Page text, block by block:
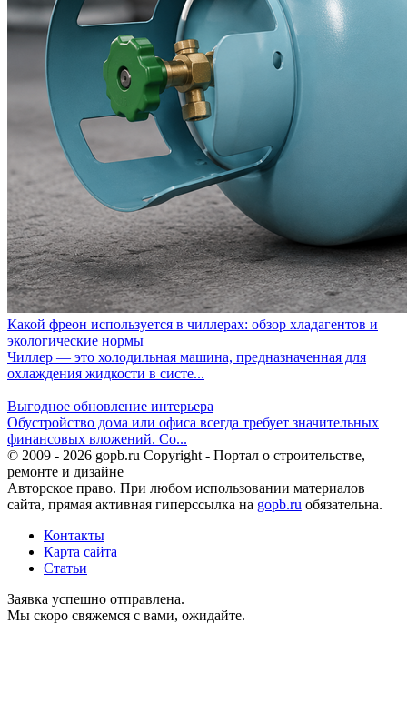
Какой фреон используется в чиллерах: обзор хладагентов и
экологические нормы
Чиллер — это холодильная машина, предназначенная для
охлаждения жидкости в систе...
Выгодное обновление интерьера
Обустройство дома или офиса всегда требует значительных
финансовых вложений. Со...
© 2009 - 2026 gopb.ru Copyright - Портал о строительстве,
ремонте и дизайне
Авторское право. При любом использовании материалов
сайта, прямая активная гиперссылка на gopb.ru обязательна.
Контакты
Карта сайта
Статьи
Заявка успешно отправлена.
Мы скоро свяжемся с вами, ожидайте.